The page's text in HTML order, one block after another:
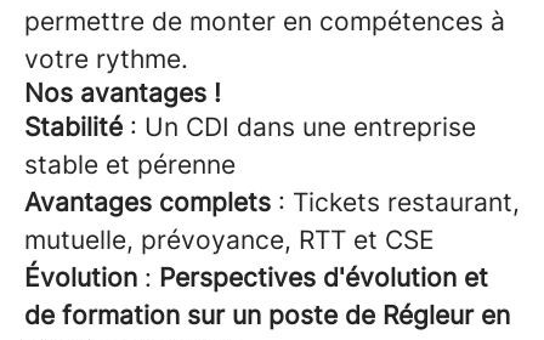
permettre de monter en compétences à
votre rythme.
Nos avantages !
Stabilité : Un CDI dans une entreprise
stable et pérenne
Avantages complets : Tickets restaurant,
mutuelle, prévoyance, RTT et CSE
Évolution : Perspectives d'évolution et
de formation sur un poste de Régleur en